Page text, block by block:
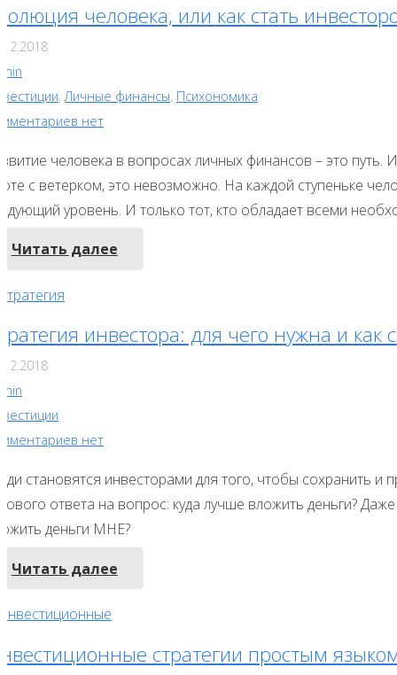
человека, или как стать
, Личные финансы, Психономика
нет
человека в вопросах личных финансов – это
с ветерком, это невозможно. На каждой ступеньке
уровень. И только тот, кто обладает всеми
Читать далее
инвестора: для чего нужна и как
нет
становятся инвесторами для того, чтобы сохранить и
ответа на вопрос: куда лучше вложить деньги?
деньги МНЕ?
Читать далее
стратегии простым